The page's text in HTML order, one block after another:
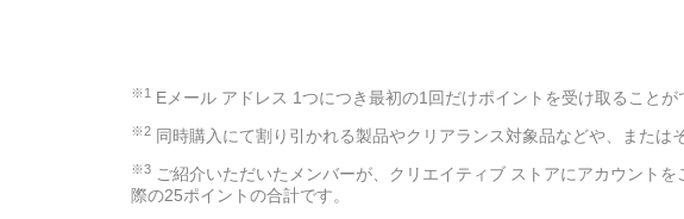
※1 Eメール アドレス 1つにつき最初の1回だけポイントを受け取ることが
※2 同時購入にて割り引かれる製品やクリアランス対象品などや、また
※3 ご紹介いただいたメンバーが、クリエイティブ ストアにアカウント
際の25ポイントの合計です。